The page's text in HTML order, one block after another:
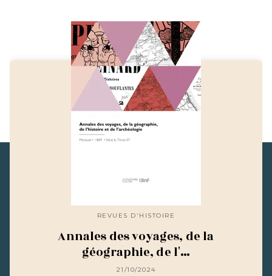
REVUES D'HISTOIRE
Annales des voyages, de la
géographie, de l'…
21/10/2024